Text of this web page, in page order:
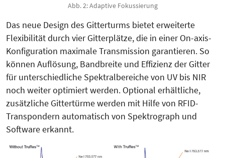
Abb. 2: Adaptive Fokussierung
Das neue Design des Gitterturms bietet erweiterte
Flexibilität durch vier Gitterplätze, die in einer On-axis-
Konfiguration maximale Transmission garantieren. So
können Auflösung, Bandbreite und Effizienz der Gitter
für unterschiedliche Spektralbereiche von UV bis NIR
noch weiter optimiert werden. Optional erhältliche,
zusätzliche Gittertürme werden mit Hilfe von RFID-
Transpondern automatisch von Spektrograph und
Software erkannt.